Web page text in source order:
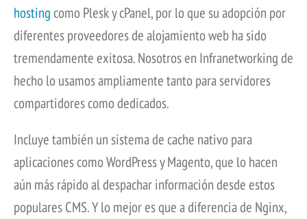
hostingcomo Plesk y cPanel, por lo que su adopción por
diferentes proveedores de alojamiento web ha sido
tremendamente exitosa. Nosotros en Infranetworking de
hecho lo usamos ampliamente tanto para servidores
compartidores como dedicados.
Incluye también un sistema de cache nativo para
aplicaciones como WordPress y Magento, que lo hacen
aún más rápido al despachar información desde estos
populares CMS. Y lo mejor es que a diferencia de Nginx,